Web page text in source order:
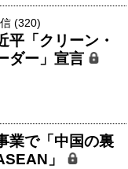
(320)
平「クリーン・
ダー」宣言
業で「中国の裏
」